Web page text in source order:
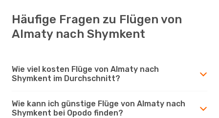
Häufige Fragen zu Flügen von
Almaty nach Shymkent
Wie viel kosten Flüge von Almaty nach
Shymkent im Durchschnitt?
Wie kann ich günstige Flüge von Almaty nach
Shymkent bei Opodo finden?